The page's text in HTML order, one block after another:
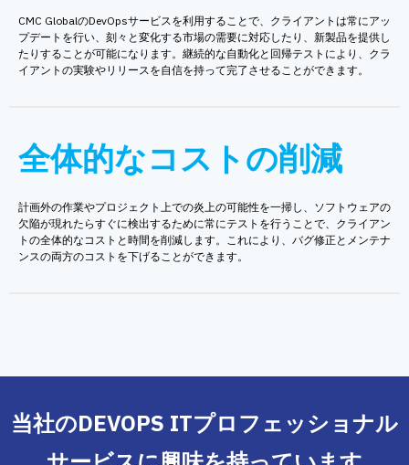
CMC GlobalのDevOpsサービスを利用することで、クライアントは常にアッ
プデートを行い、刻々と変化する市場の需要に対応したり、新製品を提供し
たりすることが可能になります。継続的な自動化と回帰テストにより、クラ
イアントの実験やリリースを自信を持って完了させることができます。
全体的なコストの削減
計画外の作業やプロジェクト上での炎上の可能性を一掃し、ソフトウェアの
欠陥が現れたらすぐに検出するために常にテストを行うことで、クライアン
トの全体的なコストと時間を削減します。これにより、バグ修正とメンテナ
ンスの両方のコストを下げることができます。
当社のDEVOPS ITプロフェッショナル